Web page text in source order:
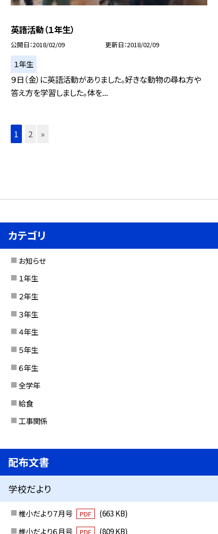
英語活動（１年生）
公開日 2018/02/09 更新日 2018/02/09
１年生
９日（金）に英語活動がありました。好きな動物の尋ね方や
答え方を学習しました。体を...
1 2 »
カテゴリ
お知らせ
１年生
２年生
３年生
４年生
５年生
６年生
全学年
給食
工事関係
配布文書
学校だより
椎小だより７月号 PDF
(663 KB)
椎小だより６月号
PDF
(809 KB)